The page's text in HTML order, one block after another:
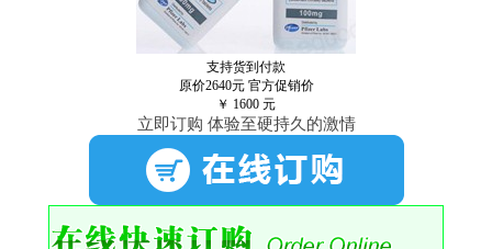
支持货到付款
原价2640元 官方促销价
￥ 1600 元
立即订购 体验至硬持久的激情